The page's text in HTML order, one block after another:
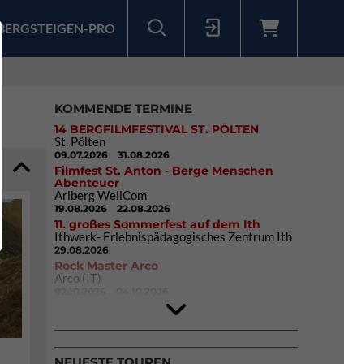
BERGSTEIGEN-PRO
KOMMENDE TERMINE
14 BERGFILMFESTIVAL ST. PÖLTEN
St. Pölten
09.07.2026 31.08.2026
Filmfest St. Anton - Berge Menschen
Abenteuer
Arlberg WellCom
19.08.2026 22.08.2026
11. großes Sommerfest auf dem Ith
Ithwerk- Erlebnispädagogisches Zentrum Ith
29.08.2026
Rock Master Arco
Arco (IT)
9. Eiskletter Festival Osttirol
08.01.202710.01.2027